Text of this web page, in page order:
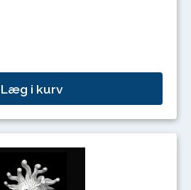
Læg i kurv